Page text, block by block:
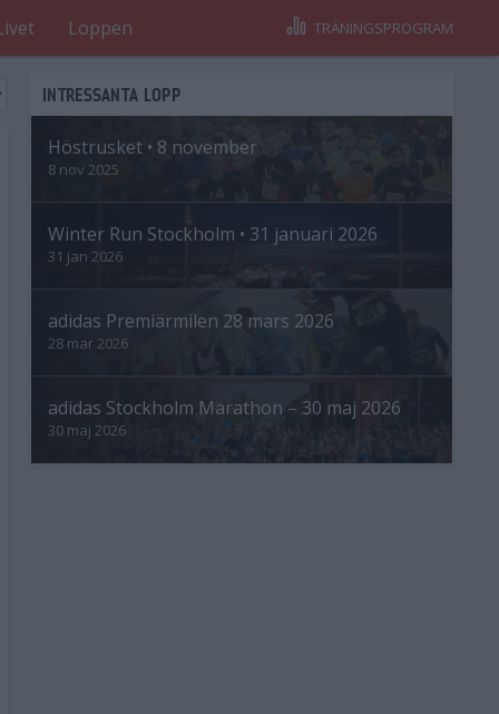
Loppen TRÄNINGSPROGRAM
INTRESSANTA LOPP
Höstrusket • 8 november
8 nov 2025
Winter Run Stockholm • 31 januari 2026
31 jan 2026
adidas Premiärmilen 28 mars 2026
28 mar 2026
adidas Stockholm Marathon – 30 maj 2026
30 maj 2026